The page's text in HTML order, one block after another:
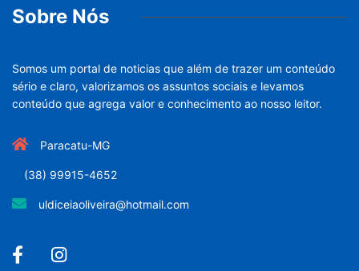
Sobre Nós
Somos um portal de noticias que além de trazer um conteúdo
sério e claro, valorizamos os assuntos sociais e levamos
conteúdo que agrega valor e conhecimento ao nosso leitor.
Paracatu-MG
(38) 99915-4652
uldiceiaoliveira@hotmail.com